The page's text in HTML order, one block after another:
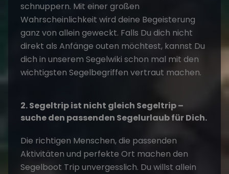
schnuppern. Mit einer großen
Wahrscheinlichkeit wird deine Begeisterung
ganz von allein geweckt. Falls Du dich nicht
direkt als Anfänge outen möchtest, kannst Du
dich in unserem Segelwiki schon mal mit den
wichtigsten Segelbegriffen vertraut machen.
2. Segeltrip ist nicht gleich Segeltrip –
suche den passenden Segelurlaub für Dich.
Die richtigen Menschen, die passenden
Aktivitäten und perfekte Ort machen den
Segelboot Trip unvergesslich. Du willst allein